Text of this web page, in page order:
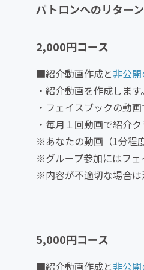
パトロンへのリター
2,000円コース
■紹介動画作成と非公
・紹介動画を作成します。
・フェイスブックの動
・毎月１回動画で紹介
※あなたの動画（1分程
※グループ参加にはフェ
※内容が不適切な場合は
5,000円コース
■紹介動画作成と非公